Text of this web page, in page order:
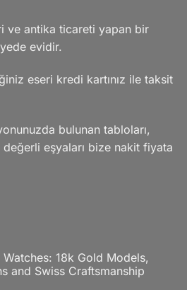
ve antika ticareti yapan bir
evidir.
eseri kredi kartınız ile taksit
bulunan tabloları,
eşyaları bize nakit fiyata
18k Gold Models,
and Swiss Craftsmanship